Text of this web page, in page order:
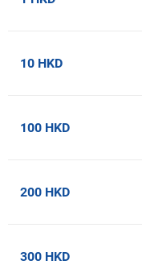
10 HKD
100 HKD
200 HKD
300 HKD